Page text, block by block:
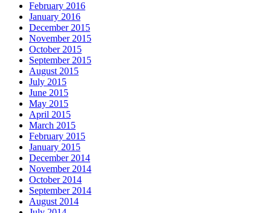
February 2016
January 2016
December 2015
November 2015
October 2015
September 2015
August 2015
July 2015
June 2015
May 2015
April 2015
March 2015
February 2015
January 2015
December 2014
November 2014
October 2014
September 2014
August 2014